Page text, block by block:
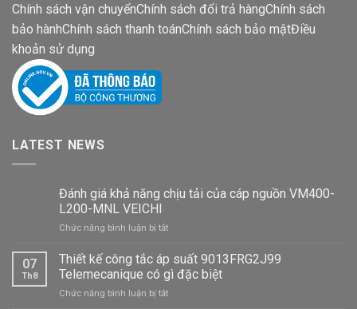
Chính sách vận chuyểnChính sách đổi trả hàngChính sách
bảo hànhChính sách thanh toánChính sách bảo mậtĐiều
khoản sử dụng
LATEST NEWS
Đánh giá khả năng chịu tải của cáp nguồn VM400-
L200-MNL VEICHI
Chức năng bình luận bị tắtở
giá
khả
năng
chịu
07
Th8
Thiết kế công tắc áp suất 9013FRG2J99
Telemecanique có gì đặc biệt
Chức năng bình luận bị tắtở